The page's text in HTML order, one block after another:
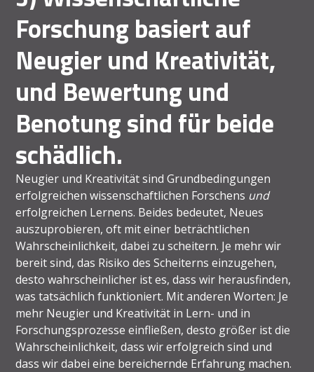
Forschung basiert auf
Neugier und Kreativität,
und Bewertung und
Benotung sind für beide
schädlich.
Neugier und Kreativität sind Grundbedingungen
erfolgreichen wissenschaftlichen Forschens und
erfolgreichen Lernens. Beides bedeutet, Neues
auszuprobieren, oft mit einer beträchtlichen
Wahrscheinlichkeit, dabei zu scheitern. Je mehr wir
bereit sind, das Risiko des Scheiterns einzugehen,
desto wahrscheinlicher ist es, dass wir herausfinden,
was tatsächlich funktioniert. Mit anderen Worten: Je
mehr Neugier und Kreativität in Lern- und in
Forschungsprozesse einfließen, desto größer ist die
Wahrscheinlichkeit, dass wir erfolgreich sind und
dass wir dabei eine bereichernde Erfahrung machen.